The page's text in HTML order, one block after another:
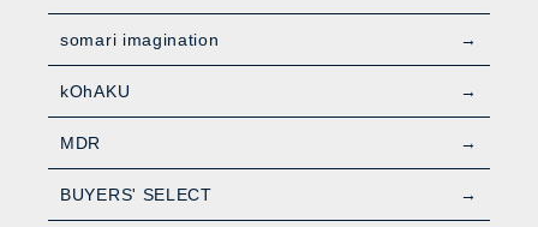
somari imagination
kOhAKU
MDR
BUYERS' SELECT